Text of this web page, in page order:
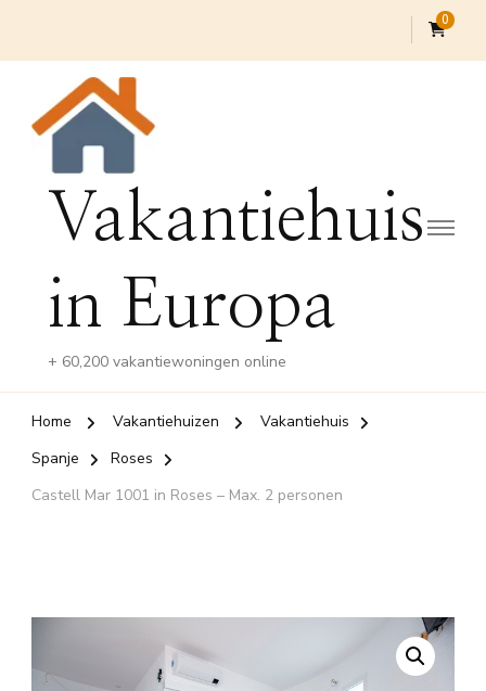
0
Vakantiehuis
in Europa
+ 60,200 vakantiewoningen online
Home Vakantiehuizen
Vakantiehuis
Spanje
Roses
Castell Mar 1001 in Roses – Max. 2 personen